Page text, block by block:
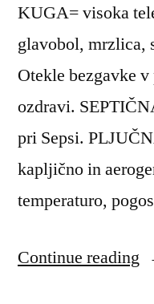
KUGA= visoka
glavobol, mrzlica,
Otekle bezgavke
ozdravi.
pri Sepsi.
kapljično in
temperaturo,
Continue reading